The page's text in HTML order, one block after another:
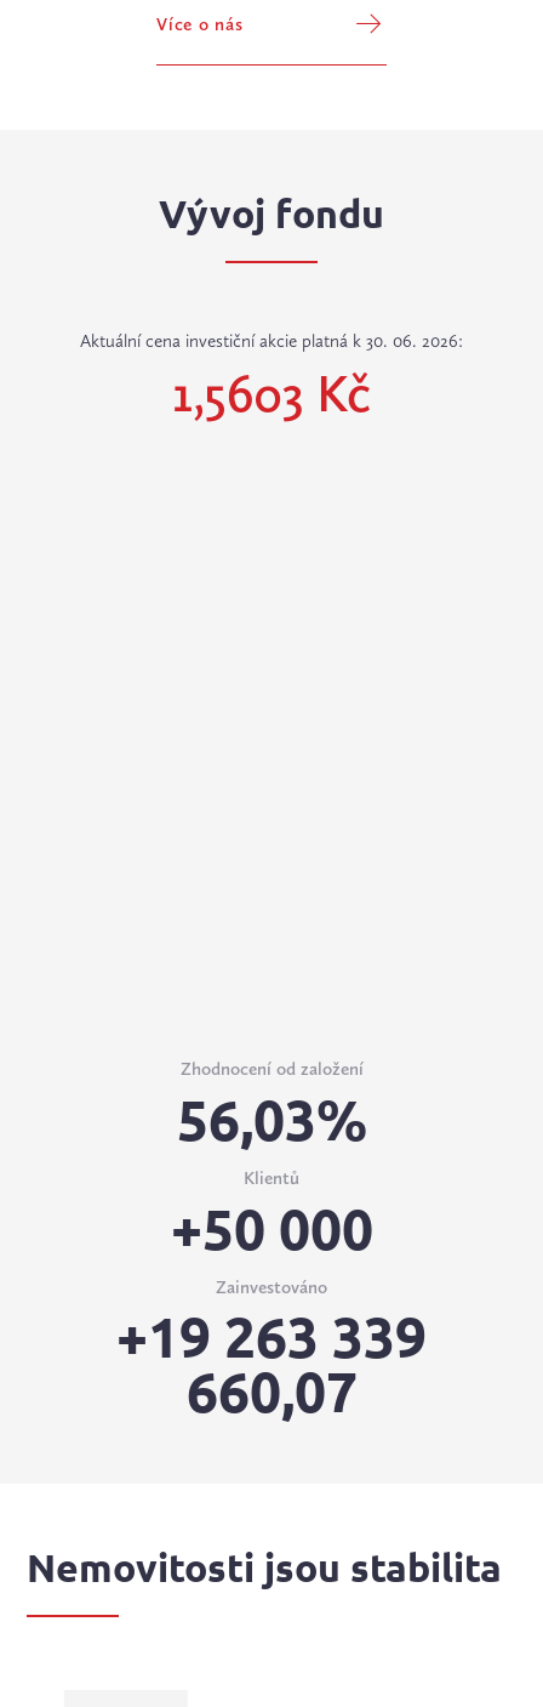
Více o nás
Vývoj fondu
Aktuální cena investiční akcie platná k 30. 06. 2026:
1,5603 Kč
Zhodnocení od založení
56,03%
Klientů
+50 000
Zainvestováno
+19 263 339
660,07
Nemovitosti jsou stabilita